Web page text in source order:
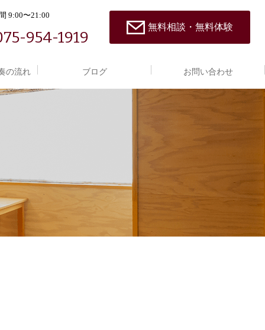
9:00〜21:00
954-1919
無料相談・無料体験
の流れ ブログ お問い合わせ